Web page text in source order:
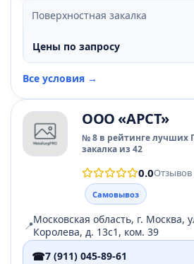
Поверхностная закалка
Цены по запросу
Все условия →
ООО «АРСТ»
№ 8 в рейтинге лучших
закалка из 42
0.0Отзывов
Самовывоз
📍Московская область, г. Москва,
Королева, д. 13с1, ком. 39
☎7 (911) 045-89-61